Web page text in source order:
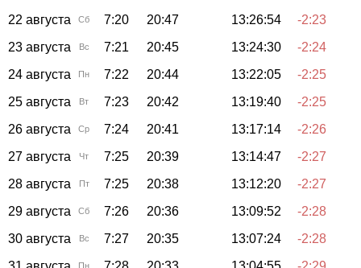
22 августа
Сб 7:20 20:47 13:26:54
-2:23
23 августа
Вс 7:21 20:45 13:24:30
-2:24
24 августа
Пн 7:22 20:44 13:22:05
-2:25
25 августа
Вт 7:23 20:42 13:19:40
-2:25
26 августа
Ср 7:24 20:41 13:17:14
-2:26
27 августа
Чт 7:25 20:39 13:14:47
-2:27
28 августа
Пт 7:25 20:38 13:12:20
-2:27
29 августа
Сб 7:26 20:36 13:09:52
-2:28
30 августа
Вс 7:27 20:35 13:07:24
-2:28
Пн